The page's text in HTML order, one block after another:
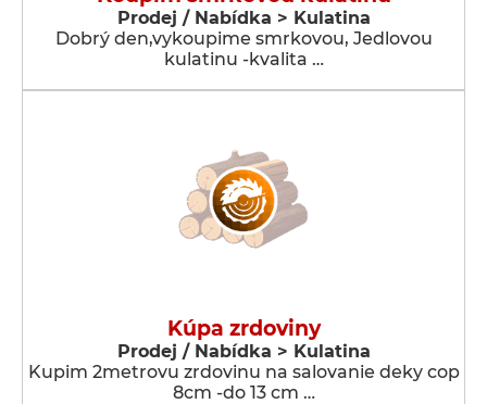
Prodej / Nabídka > Kulatina
Dobrý den,vykoupime smrkovou, Jedlovou
kulatinu -kvalita …
Kúpa zrdoviny
Prodej / Nabídka > Kulatina
Kupim 2metrovu zrdovinu na salovanie deky cop
8cm -do 13 cm …